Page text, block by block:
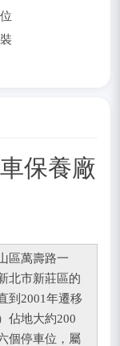
保養廠
區萬壽路一
北市新莊區的
到2001年遷移
佔地大約200
個停車位，屬